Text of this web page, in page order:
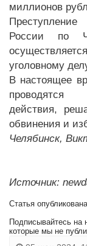
миллионов
России по
уголовному
В настоящее
проводятся
действия,
обвинения и
Челябинск,
Источник:
Статья
Подписывайтесь на
которые мы не